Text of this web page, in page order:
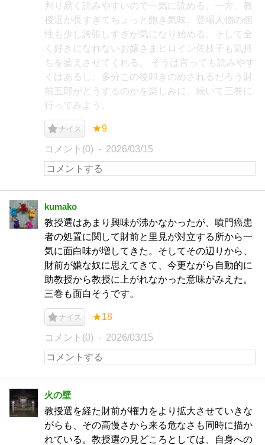
判り易く読みやすいので一気に読める。一方、教
授選が長すぎてちょっと飽き気味。登場人物の個
性も少し誇張しすぎが気になり始める。そして全
く好きになれないお嬢さまヒロイン佐枝子も気持
ちを萎えさせてくれる。 そうは言っても読みやす
くはあるし、多分この後叩きのめされるだろう財
前五郎がどうするのかを楽しみに、続いて三巻に
行ってみよう。
ナイス ★9
コメント(0) 2026/03/15
kumako
教授選はあまり興味が沸かなかったが、噴門癌患
者の処置に関して財前と里見が対立する所から一
気に面白味が増してきた。そしてその辺りから、
財前が嫌な奴に思えてきて、今更ながら自動的に
助教授から教授に上がれなかった意味がみえた。
三巻も面白そうです。
ナイス ★18
コメント(0) 2026/03/15
火の壁
教授選を経た財前が権力をより拡大させていきな
がらも、その高慢さから来る危なさも同時に描か
れている。教授選の見どころとしては、自身への